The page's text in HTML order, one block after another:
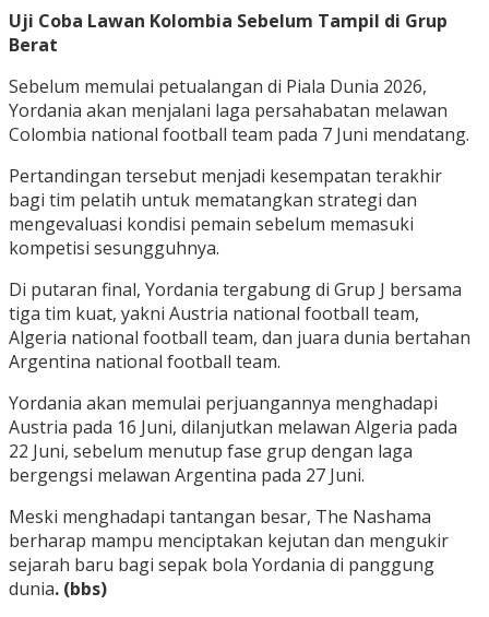
Uji Coba Lawan Kolombia Sebelum Tampil di Grup
Berat
Sebelum memulai petualangan di Piala Dunia 2026,
Yordania akan menjalani laga persahabatan melawan
Colombia national football team pada 7 Juni mendatang.
Pertandingan tersebut menjadi kesempatan terakhir
bagi tim pelatih untuk mematangkan strategi dan
mengevaluasi kondisi pemain sebelum memasuki
kompetisi sesungguhnya.
Di putaran final, Yordania tergabung di Grup J bersama
tiga tim kuat, yakni Austria national football team,
Algeria national football team, dan juara dunia bertahan
Argentina national football team.
Yordania akan memulai perjuangannya menghadapi
Austria pada 16 Juni, dilanjutkan melawan Algeria pada
22 Juni, sebelum menutup fase grup dengan laga
bergengsi melawan Argentina pada 27 Juni.
Meski menghadapi tantangan besar, The Nashama
berharap mampu menciptakan kejutan dan mengukir
sejarah baru bagi sepak bola Yordania di panggung
dunia. (bbs)